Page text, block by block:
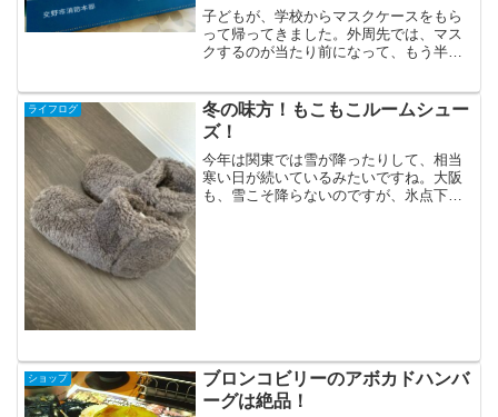
子どもが、学校からマスクケースをもら
って帰ってきました。外周先では、マス
クするのが当たり前になって、もう半年
すものね。裏には、交野市のゆるキャラ
の、おりひめちゃんと、あ...
ライフログ
冬の味方！もこもこルームシュー
ズ！
今年は関東では雪が降ったりして、相当
寒い日が続いているみたいですね。大阪
も、雪こそ降らないのですが、氷点下の
ショップ
ブロンコビリーのアボカドハンバ
ーグは絶品！